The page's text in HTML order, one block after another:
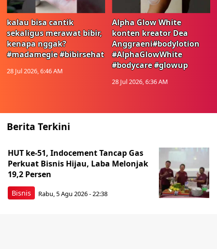
kalau bisa cantik
sekaligus merawat bibir,
kenapa nggak?
#madamegie #bibirsehat
28 Jul 2026, 6:46 AM
Alpha Glow White
konten kreator Dea
Anggraeni#bodylotion
#AlphaGlowWhite
#bodycare #glowup
28 Jul 2026, 6:36 AM
Berita Terkini
Bisnis
HUT ke-51, Indocement Tancap Gas
Perkuat Bisnis Hijau, Laba Melonjak
19,2 Persen
Rabu, 5 Agu 2026 - 22:38